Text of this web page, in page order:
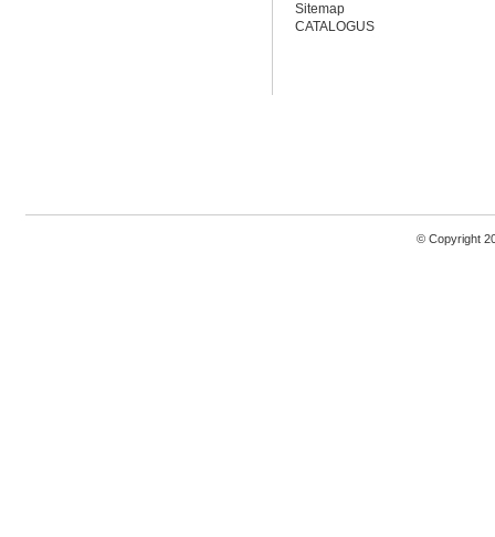
Sitemap
CATALOGUS
© Copyright